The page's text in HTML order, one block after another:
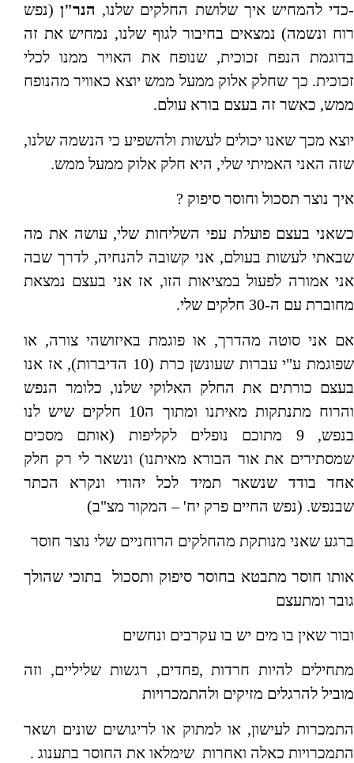
-כדי להמחיש איך שלושת החלקים שלנו, הנר"ן(נפש
רוח ונשמה) נמצאים בחיבור לגוף שלנו, נמחיש את זה
בדוגמת הנפח זכוכית, שנופח את האויר ממנו לכלי
זכוכית. כך שחלק אלוק ממעל ממש יוצא כאוויר מהנופח
ממש, כאשר זה בעצם בורא עולם.
יוצא מכך שאנו יכולים לעשות ולהשפיע כי הנשמה שלנו,
שזה האני האמיתי שלי, היא חלק אלוק ממעל ממש.
איך נוצר תסכול וחוסר סיפוק ?
כשאני בעצם פועלת עפי השליחות שלי, עושה את מה
שבאתי לעשות בעולם, אני קשובה להנחיה, לדרך שבה
אני אמורה לפעול במציאות הזו, אז אני בעצם נמצאת
מחוברת עם ה-30 חלקים שלי.
אם אני סוטה מהדרך, או פוגמת באיזושהי צורה, או
שפוגמת ע"י עברות שעונשן כרת (10 הדיברות), אז אנו
בעצם כורתים את החלק האלוקי שלנו, כלומר הנפש
והרוח מתנתקות מאיתנו ומתוך ה10 חלקים שיש לנו
בנפש, 9 מתוכם נופלים לקליפות (אותם מסכים
שמסתירים את אור הבורא מאיתנו) ונשאר לי רק חלק
אחד בודד שנשאר תמיד לכל יהודי ונקרא הכתר
שבנפש. (נפש החיים פרק יח' – המקור מצ"ב)
ברגע שאני מנותקת מהחלקים הרוחניים שלי נוצר חוסר
אותו חוסר מתבטא בחוסר סיפוק ותסכול בתוכי שהולך
גובר ומתעצם
ובור שאין בו מים יש בו עקרבים ונחשים
מתחילים להיות חרדות ,פחדים, רגשות שליליים, וזה
מוביל להרגלים מזיקים ולהתמכרויות
התמכרות לעישון, או למתוק או לריגושים שונים ושאר
התמכרויות כאלה ואחרות שימלאו את החוסר בתענוג .